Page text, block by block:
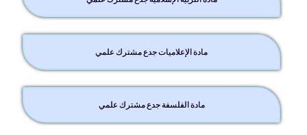
مادة الإعلاميات جدع مشترك علمي
مادة الفلسفة جدع مشترك علمي